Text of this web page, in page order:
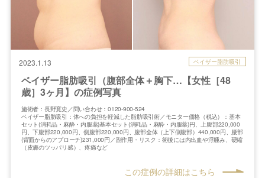
2023.1.13 ベイザー脂肪吸引
ベイザー脂肪吸引（腹部全体＋胸下…【女性［48
歳］3ヶ月】の症例写真
施術者：長野寛史／問い合わせ：0120-900-524
ベイザー脂肪吸引：体への負担を軽減した脂肪吸引術／モニター価格（税込）：基本
セット(消耗品・麻酔・内服薬)基本セット(消耗品・麻酔・内服薬)円、上腹部220,000
円、下腹部220,000円、側腹部220,000円、腹部全体（上下側腹部）440,000円、腰部
(背面からのアプローチ)231,000円／副作用・リスク：術後には内出血や浮腫み、硬縮
（皮膚のツッパリ感）、疼痛など
この症例の詳細はこちら